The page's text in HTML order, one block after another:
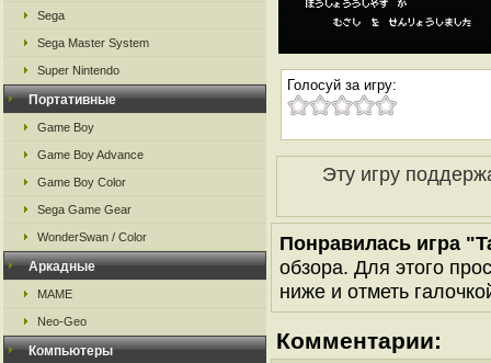
Sega
Sega Master System
Super Nintendo
Портативные
Game Boy
Game Boy Advance
Game Boy Color
Sega Game Gear
WonderSwan / Color
Аркадные
MAME
Neo-Geo
Компьютеры
Голосуй за игру:
Эту игру
Понравилась игра
обзора. Для этого
ниже и отметь
Комментарии: